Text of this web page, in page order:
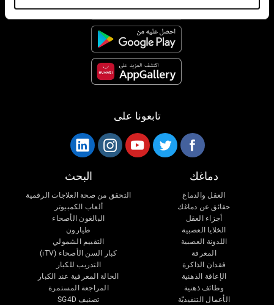
تابعونا على
دماغك
العقل والدماغ
حقائق عن دماغك
أجزاء العقل
الخلايا العصبية
اللدونة العصبية
المعرفة
فقدان الذاكرة
الإعاقة الذهنية
وظائف ذهنية
الأعمال التنفيذيّة
البحث
التحقق من صحة العلاجات الرقمية
ألعاب الكمبيوتر
البالغون الأصحاء
طيارون
التقييم الشمولي
كبار السن الأصحاء (iTV)
التدريب للكبار
الحالة المعرفية عند الكبار
المراجعة المستمرة
تصنيف SG4D